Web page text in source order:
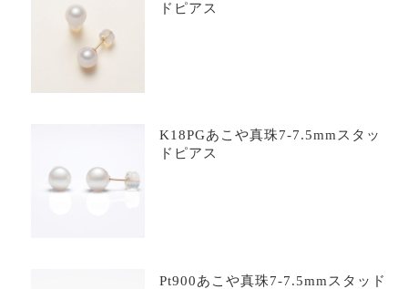
ドピアス
K18PGあこや真珠7-7.5mmスタッ
ドピアス
Pt900あこや真珠7-7.5mmスタッド